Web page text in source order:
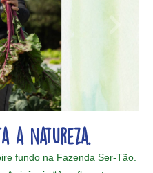
a natureza.
fundo na Fazenda Ser-Tão.